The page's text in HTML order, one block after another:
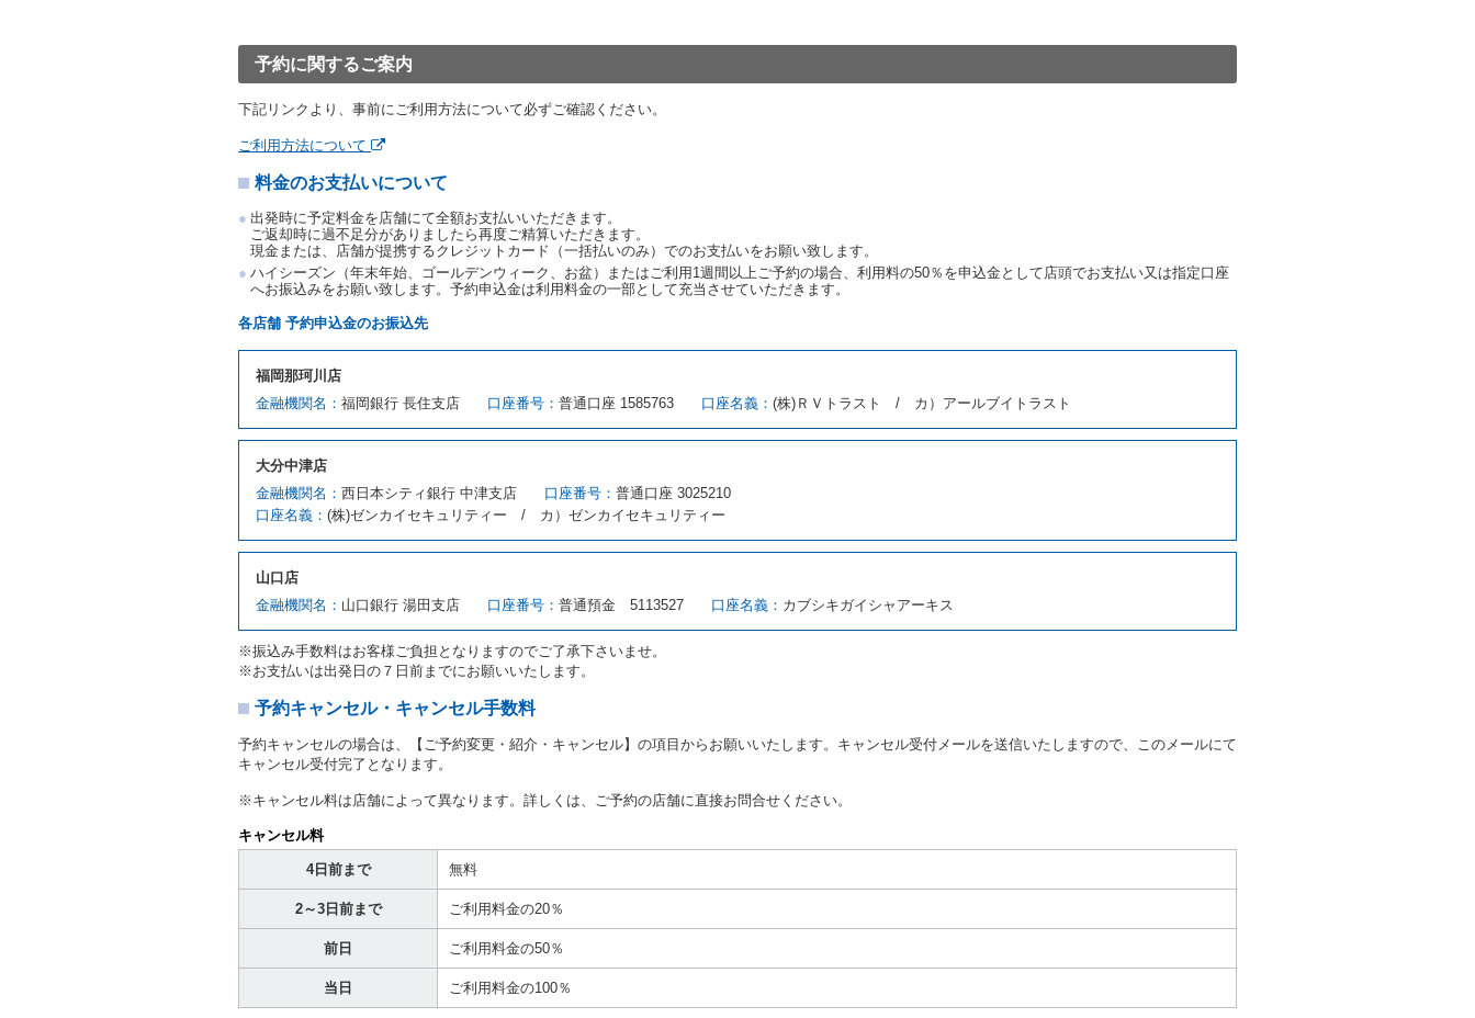
渡すものとします。なお、代替レンタカーの貸渡料金が予約された車種クラスの貸渡料金より高くなるときは、予約した車種クラスの貸
渡料金によるものとし、予約された車種クラスの貸渡料金より低くなるときは、当該代替レンタカーの車種クラスの貸渡料金によるもの
借受人は、第１項の代替レンタカーの貸渡しの申入れを拒絶し、予約を取り消すことができるものとします。
前項の場合、第１項の貸渡しをすることができない原因が、当社の責に帰する事由によるときには第４条第４項の予約の取消しとして取
第３項の場合、第１項の貸渡しをすることができない原因が、当社の責に帰さない事由による時には第４条第５項の予約の取消しとして
第６条（免責）
当社及び借受人は、予約が取り消され、又は貸渡契約が締結されなかったことについて、第４条及び第５条に定める場合を除き、相互に
何らの請求をしないものとします。
第３章／貸 渡 し
ます。ただし、貸し渡すことができるレンタカーがない場合又は借受人若しくは運転者が第８条第１項若しくは第２項各号のいずれかに
該当する場合を除きます。
運転者は、貸渡契約の締結にあたり、約款及び細則で運転者の義務と定められた事項を遵守するものとします。
当社は、監督官庁の基本通達（注１）に基づき、貸渡簿(貸渡原票)及び第１３条第１項に規定する貸渡証に運転者の氏名、住所、運転免
許の種類及び運転免許証（注２）の番号を記載し、又は運転者の運転免許証の写しを添付するため、貸渡契約の締結にあたり、借受人に
対し、借受人の指定する運転者（以下「運転者」といいます。）の運転免許証の提示を求めるほか、その写しの提出を求めることがあり
注１）監督官庁の基本通達とは、国土交通省自動車交通局長通達「レンタカーに関する基本通達」（自旅第138号 平成7年6月13日）の
転免許証をいいます。
当社は、貸渡契約の締結にあたり、借受人及び運転者に対し、運転免許証のほかに本人確認ができる書類の提示を求め、及び提出された
書類の写しをとることがあります。
当社は、貸渡契約の締結にあたり、借受人に対し、クレジットカード若しくは現金による支払いを求め、又はその他の支払方法を指定す
ることがあります。
当社は、借受人又は運転者が前3項に従わない場合は、貸渡契約の締結を拒絶するとともに、予約を取消すことができるものとします。
なお、この場合の予約申込金等の扱いについては、第4条第5項を適用するものとします。
第８条（貸渡契約の締結の拒絶）
借受人（運転者）が次の各号のいずれかに該当するときは、貸渡契約を締結することができないものとします。
① 貸し渡すレンタカーの運転に必要な運転免許証を有していないとき、又は運転免許証の提示をせず、もしくは当社が求めたにもかか
わらず、その運転者の運転免許証の写しの提出に同意しないとき。 ② 酒気を帯びていると認められるとき。
③ 麻薬、覚せい剤、シンナー、危険ドラッグ等による中毒症状等を呈していると認められるとき。
④ チャイルドシートがないにもかかわらず６才未満の幼児を同乗させるとき。
⑤ 指定暴力団若しくは指定暴力団関係団体の構成員若しくは関係者又はその他の反社会的組織に属している者であると認められると
き。
予約に関するご案内
下記リンクより、事前にご利用方法について必ずご確認ください。
ご利用方法について
料金のお支払いについて
出発時に予定料金を店舗にて全額お支払いいただきます。
ご返却時に過不足分がありましたら再度ご精算いただきます。
現金または、店舗が提携するクレジットカード（一括払いのみ）でのお支払いをお願い致します。
ハイシーズン（年末年始、ゴールデンウィーク、お盆）またはご利用1週間以上ご予約の場合、利用料の50％を申込金として店頭でお支払い又は指定口座
へお振込みをお願い致します。予約申込金は利用料金の一部として充当させていただきます。
各店舗 予約申込金のお振込先
福岡那珂川店
金融機関名： 福岡銀行 長住支店 口座番号： 普通口座 1585763 口座名義： (株)ＲＶトラスト / カ）アールブイトラスト
大分中津店
金融機関名： 西日本シティ銀行 中津支店 口座番号： 普通口座 3025210
口座名義： (株)ゼンカイセキュリティー / カ）ゼンカイセキュリティー
山口店
金融機関名： 山口銀行 湯田支店 口座番号： 普通預金 5113527 口座名義： カブシキガイシャアーキス
※振込み手数料はお客様ご負担となりますのでご了承下さいませ。
※お支払いは出発日の７日前までにお願いいたします。
予約キャンセル・キャンセル手数料
予約キャンセルの場合は、【ご予約変更・紹介・キャンセル】の項目からお願いいたします。キャンセル受付メールを送信いたしますので、このメールにて
キャンセル受付完了となります。
※キャンセル料は店舗によって異なります。詳しくは、ご予約の店舗に直接お問合せください。
キャンセル料
4日前まで 無料
2～3日前まで ご利用料金の20％
前日 ご利用料金の50％
当日 ご利用料金の100％